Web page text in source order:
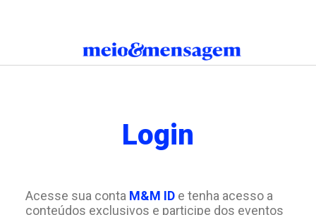
Login
Acesse sua conta M&M IDe tenha acesso a
conteúdos exclusivos e participe dos eventos